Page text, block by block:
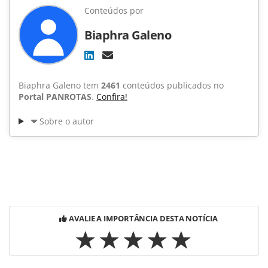
Conteúdos por
Biaphra Galeno
Biaphra Galeno tem 2461 conteúdos publicados no
Portal PANROTAS. Confira!
Sobre o autor
AVALIE A IMPORTÂNCIA DESTA NOTÍCIA